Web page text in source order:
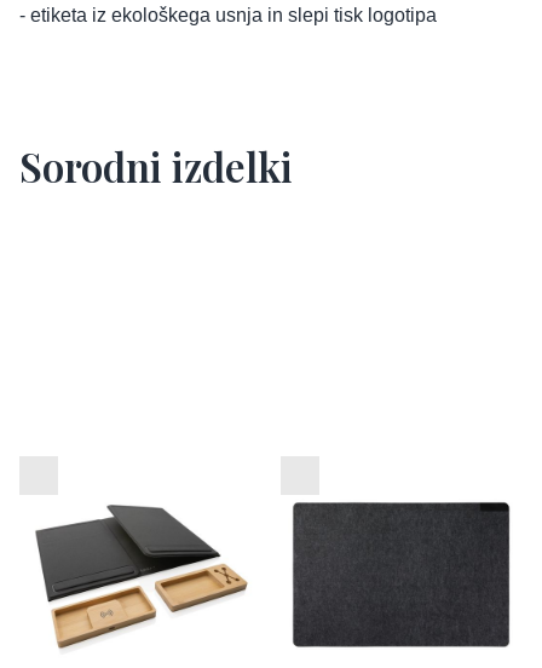
- etiketa iz ekološkega usnja in slepi tisk logotipa
Sorodni izdelki
pisalne mize Impact
VINGA